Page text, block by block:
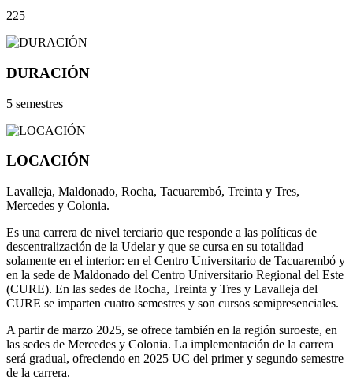
225
DURACIÓN
5 semestres
LOCACIÓN
Lavalleja, Maldonado, Rocha, Tacuarembó, Treinta y Tres,
Mercedes y Colonia.
Es una carrera de nivel terciario que responde a las políticas de
descentralización de la Udelar y que se cursa en su totalidad
solamente en el interior: en el Centro Universitario de Tacuarembó y
en la sede de Maldonado del Centro Universitario Regional del Este
(CURE). En las sedes de Rocha, Treinta y Tres y Lavalleja del
CURE se imparten cuatro semestres y son cursos semipresenciales.
A partir de marzo 2025, se ofrece también en la región suroeste, en
las sedes de Mercedes y Colonia. La implementación de la carrera
será gradual, ofreciendo en 2025 UC del primer y segundo semestre
de la carrera.